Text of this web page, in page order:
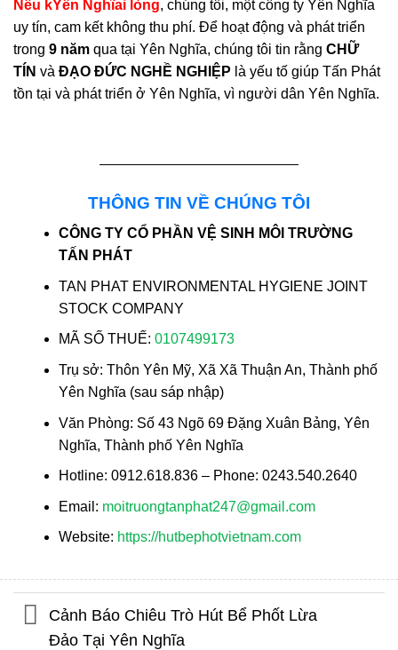
Nếu kYên Nghĩai lòng, chúng tôi, một công ty Yên Nghĩa
uy tín, cam kết không thu phí. Để hoạt động và phát triển
trong 9 năm qua tại Yên Nghĩa, chúng tôi tin rằng CHỮ
TÍN và ĐẠO ĐỨC NGHỀ NGHIỆP là yếu tố giúp Tấn Phát
tồn tại và phát triển ở Yên Nghĩa, vì người dân Yên Nghĩa.
THÔNG TIN VỀ CHÚNG TÔI
CÔNG TY CỔ PHẦN VỆ SINH MÔI TRƯỜNG
TẤN PHÁT
TAN PHAT ENVIRONMENTAL HYGIENE JOINT
STOCK COMPANY
MÃ SỐ THUẾ: 0107499173
Trụ sở: Thôn Yên Mỹ, Xã Xã Thuận An, Thành phố
Yên Nghĩa (sau sáp nhập)
Văn Phòng: Số 43 Ngõ 69 Đặng Xuân Bảng, Yên
Nghĩa, Thành phố Yên Nghĩa
Hotline: 0912.618.836 – Phone: 0243.540.2640
Email: moitruongtanphat247@gmail.com
Website: https://hutbephotvietnam.com
Cảnh Báo Chiêu Trò Hút Bể Phốt Lừa
Đảo Tại Yên Nghĩa